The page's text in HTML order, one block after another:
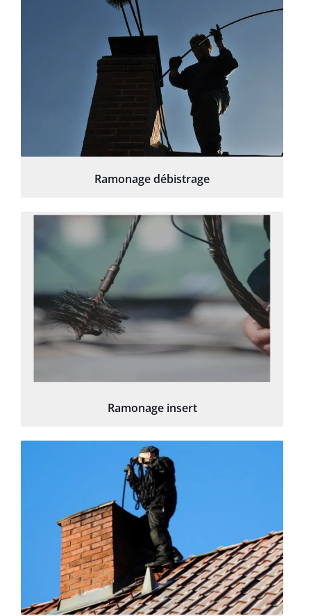
Ramonage débistrage
Ramonage insert